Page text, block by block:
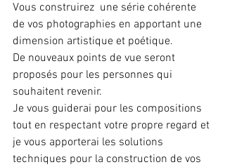
Vous construirez  une série cohérente
de vos photographies en apportant une
dimension artistique et poétique.
De nouveaux points de vue seront
proposés pour les personnes qui
souhaitent revenir.
Je vous guiderai pour les compositions
tout en respectant votre propre regard et
je vous apporterai les solutions
techniques pour la construction de vos